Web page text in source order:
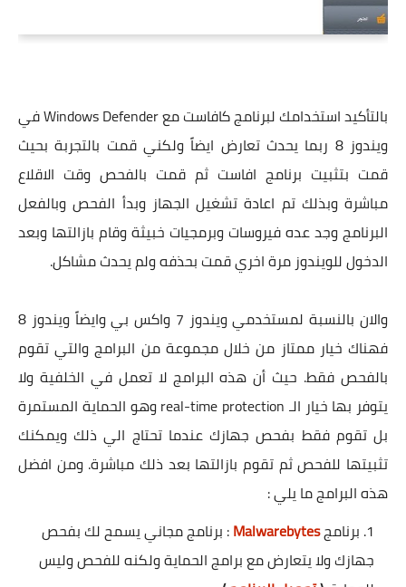
بالتأكيد استخدامك لبرنامج كافاست مع Windows Defender في
ويندوز 8 ربما يحدث تعارض ايضاً ولكني قمت بالتجربة بحيث
قمت بتثبيت برنامج افاست ثم قمت بالفحص وقت الاقلاع
مباشرة وبذلك تم اعادة تشغيل الجهاز وبدأ الفحص وبالفعل
البرنامج وجد عده فيروسات وبرمجيات خبيثة وقام بازالتها وبعد
الدخول للويندوز مرة اخري قمت بحذفه ولم يحدث مشاكل.
والان بالنسبة لمستخدمي ويندوز 7 واكس بي وايضاً ويندوز 8
فهناك خيار ممتاز من خلال مجموعة من البرامج والتي تقوم
بالفحص فقط. حيث أن هذه البرامج لا تعمل في الخلفية ولا
يتوفر بها خيار الـ real-time protection وهو الحماية المستمرة
بل تقوم فقط بفحص جهازك عندما تحتاج الي ذلك ويمكنك
تثبيتها للفحص ثم تقوم بازالتها بعد ذلك مباشرة. ومن افضل
هذه البرامج ما يلي :
برنامجMalwarebytes: برنامج مجاني يسمح لك بفحص
جهازك ولا يتعارض مع برامج الحماية ولكنه للفحص وليس